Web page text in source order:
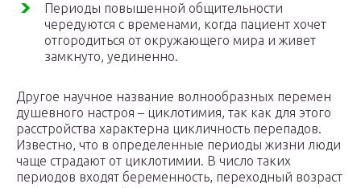
Периоды повышенной общительности
чередуются с временами, когда пациент хочет
отгородиться от окружающего мира и живет
замкнуто, уединенно.
Другое научное название волнообразных перемен
душевного настроя – циклотимия, так как для этого
расстройства характерна цикличность перепадов.
Известно, что в определенные периоды жизни люди
чаще страдают от циклотимии. В число таких
периодов входят беременность, переходный возраст